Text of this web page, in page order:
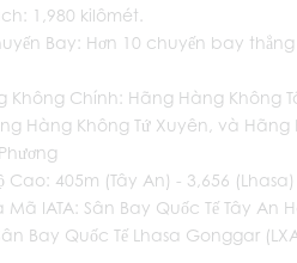
1,980 kilômét.
Bay: Hơn 10 chuyến bay thẳng
Không Chính: Hãng Hàng Không
Hàng Không Tứ Xuyên, và Hãng
Cao: 405m (Tây An) - 3,656 (Lhasa)
Mã IATA: Sân Bay Quốc Tế Tây An
Bay Quốc Tế Lhasa Gonggar